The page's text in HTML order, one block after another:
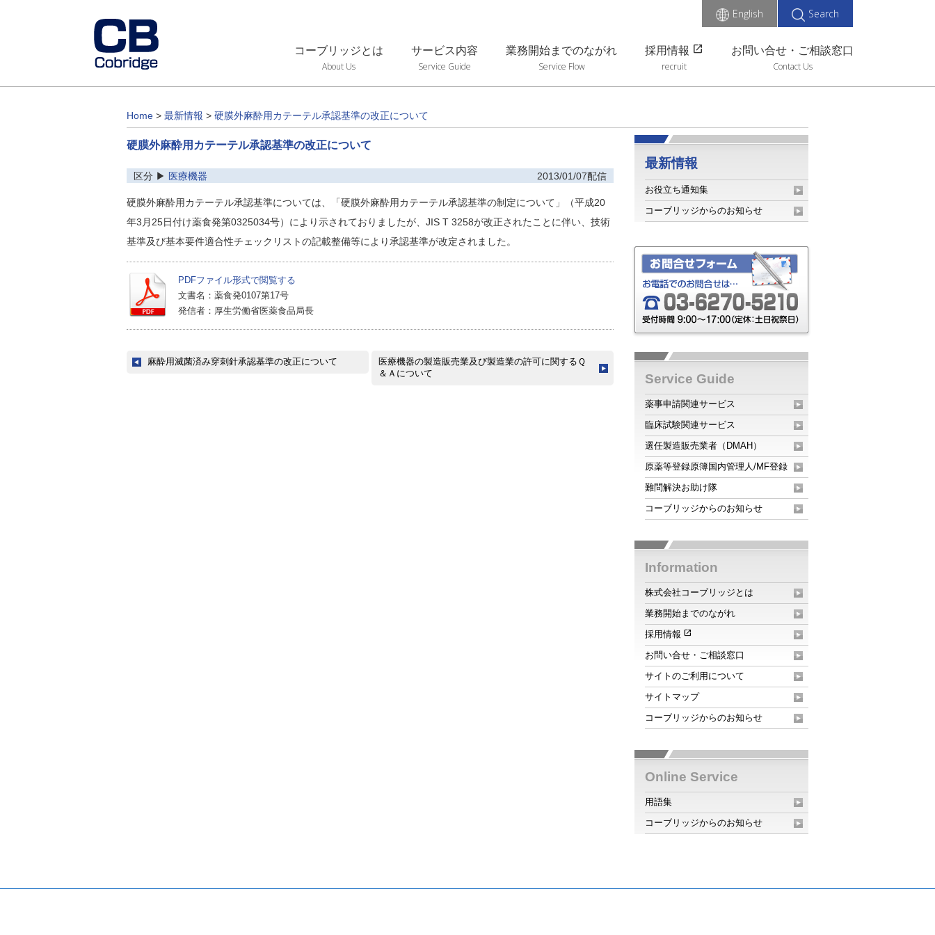
コーブリッジとは
About Us
サービス内容
Service Guide
業務開始までのながれ
Service Flow
採用情報 open_in_new
recruit
お問い合せ・ご相談窓口
Contact Us
English Search
Home > 最新情報 > 硬膜外麻酔用カテーテル承認基準の改正について
硬膜外麻酔用カテーテル承認基準の改正について
区分 ▶ 医療機器 2013/01/07配信
硬膜外麻酔用カテーテル承認基準については、「硬膜外麻酔用カテーテル承認基準の制定について」（平成20
年3月25日付け薬食発第0325034号）により示されておりましたが、JIS T 3258が改正されたことに伴い、技術
基準及び基本要件適合性チェックリストの記載整備等により承認基準が改定されました。
PDFファイル形式で閲覧する
文書名：薬食発0107第17号
発信者：厚生労働省医薬食品局長
麻酔用滅菌済み穿刺針承認基準の改正について
医療機器の製造販売業及び製造業の許可に関するＱ
＆Ａについて
最新情報
お役立ち通知集
コーブリッジからのお知らせ
Service Guide
薬事申請関連サービス
臨床試験関連サービス
選任製造販売業者（DMAH）
原薬等登録原簿国内管理人/MF登録
難問解決お助け隊
コーブリッジからのお知らせ
Information
株式会社コーブリッジとは
業務開始までのながれ
採用情報 open_in_new
お問い合せ・ご相談窓口
サイトのご利用について
サイトマップ
コーブリッジからのお知らせ
Online Service
用語集
コーブリッジからのお知らせ